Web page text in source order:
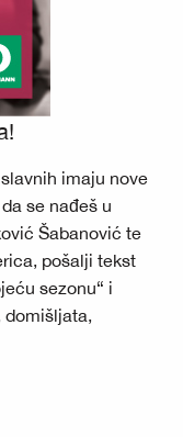
imaju nove
se nađeš u
Šabanović te
pošalji tekst
sezonu“ i
domišljata,